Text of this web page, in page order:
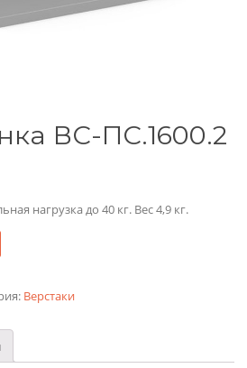
ВС-ПС.1600.2
нагрузка до 40 кг. Вес 4,9 кг.
Верстаки